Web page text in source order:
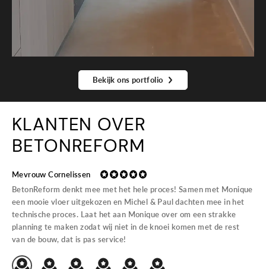
Bekijk ons portfolio
KLANTEN OVER
BETONREFORM
Mevrouw Cornelissen
BetonReform denkt mee met het hele proces! Samen met Monique
een mooie vloer uitgekozen en Michel & Paul dachten mee in het
technische proces. Laat het aan Monique over om een strakke
planning te maken zodat wij niet in de knoei komen met de rest
van de bouw, dat is pas service!